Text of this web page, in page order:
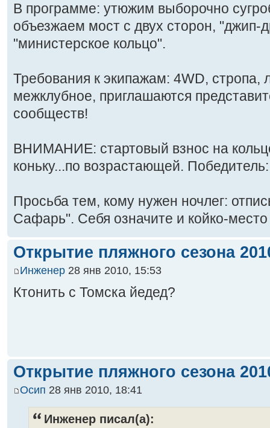
В программе: утюжим выборочно
объезжаем мост с двух сторон, "джип-
"министерское кольцо".
Требования к экипажам: 4WD, стропа,
межклубное, приглашаются
сообществ!
ВНИМАНИЕ: стартовый взнос на
коньку...по возрастающей.
Просьба тем, кому нужен ночлег:
Сафарь". Себя означите и койко-место
Открытие пляжного сезона
Инженер 28 янв 2010, 15:53
Ктонить с Томска йедед?
Открытие пляжного сезона
Осип 28 янв 2010, 18:41
Инженер писал(а):